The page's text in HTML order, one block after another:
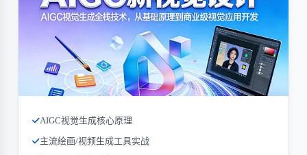
AIGC视觉生成核心原理
主流绘画/视频生成工具实战